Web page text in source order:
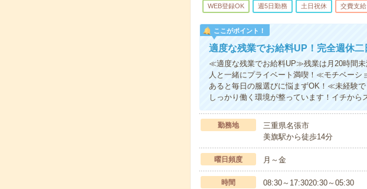
WEB登録OK 週5日勤務 土日祝休 交費支給
ここがポイント！
適度な残業でお給料UP！完全週休二
≪適度な残業でお給料UP≫残業は月20時間
人と一緒にプライベート満喫！≪モチベー
あると毎日の服選びに悩まずOK！≪未経験
しっかり働く環境が整っています！イチから
勤務地
三重県名張市
美旗駅から徒歩14分
曜日頻度 月～金
時間 08:30～17:3020:30～05:30